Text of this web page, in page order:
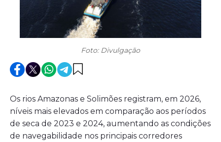
Foto: Divulgação
Os rios Amazonas e Solimões registram, em 2026,
níveis mais elevados em comparação aos períodos
de seca de 2023 e 2024, aumentando as condições
de navegabilidade nos principais corredores